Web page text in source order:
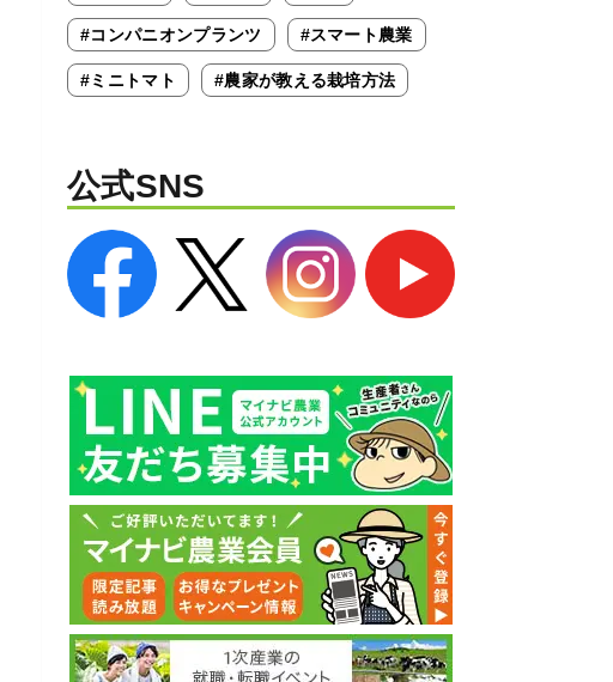
#コンパニオンプランツ #スマート農業
#ミニトマト #農家が教える栽培方法
公式SNS